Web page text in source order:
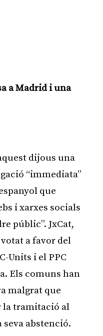
a Madrid i una
dijous una
“immediata”
que
i xarxes socials
públic”. JxCat,
votat a favor del
Units i el PPC
Els comuns han
malgrat que
la tramitació al
seva abstenció.